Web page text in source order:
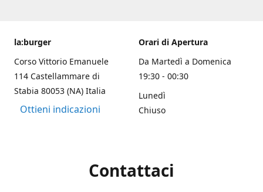
la:burger
Corso Vittorio Emanuele
114 Castellammare di
Stabia 80053 (NA) Italia
Ottieni indicazioni
Orari di Apertura
Da Martedì a Domenica
19:30 - 00:30
Lunedì
Chiuso
Contattaci